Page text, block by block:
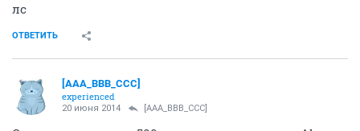
лс
ОТВЕТИТЬ
[AAA_BBB_CCC]
experienced
20 июня 2014 [AAA_BBB_CCC]